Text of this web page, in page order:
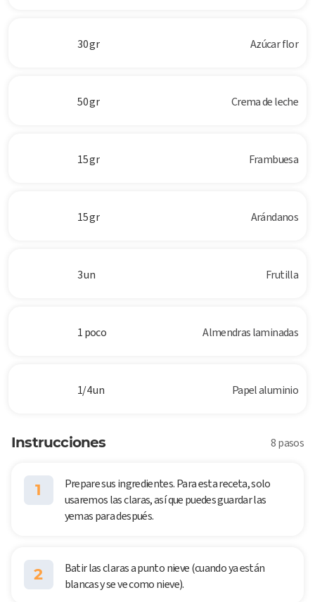
30 gr Azúcar flor
50 gr Crema de leche
15 gr Frambuesa
15 gr Arándanos
3 un Frutilla
1 poco Almendras laminadas
1/4 un Papel aluminio
Instrucciones 8 pasos
1
Prepare sus ingredientes. Para esta receta, solo
usaremos las claras, así que puedes guardar las
yemas para después.
2
Batir las claras a punto nieve (cuando ya están
blancas y se ve como nieve).